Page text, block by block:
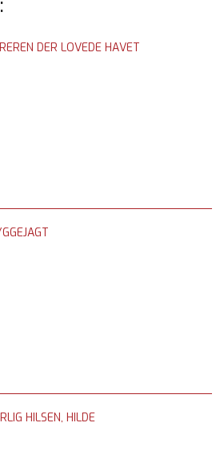
DER LOVEDE HAVET
HILSEN, HILDE